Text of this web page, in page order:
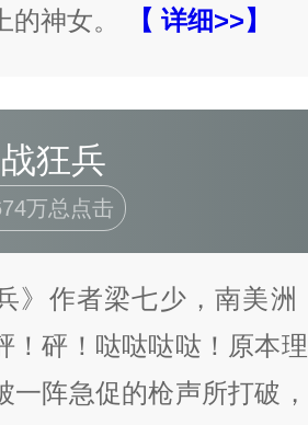
的神女。
【 详细>>】
狂兵
万总点击
》作者梁七少，南美
！砰！哒哒哒哒！原本
一阵急促的枪声所打破